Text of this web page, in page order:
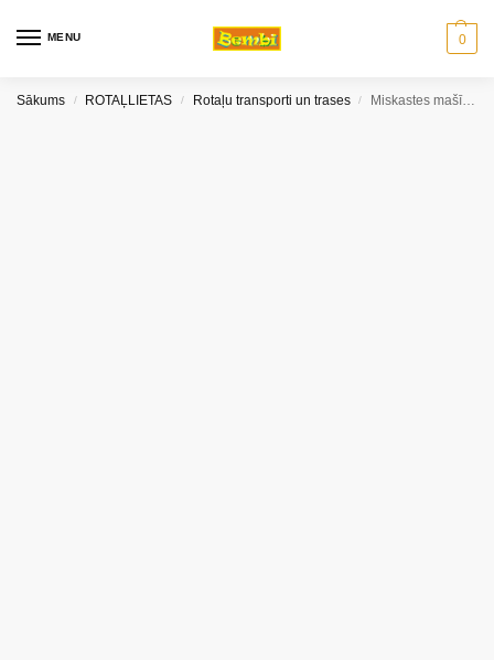
MENU 0
Sākums / ROTAĻLIETAS / Rotaļu transporti un trases / Miskastes mašīna